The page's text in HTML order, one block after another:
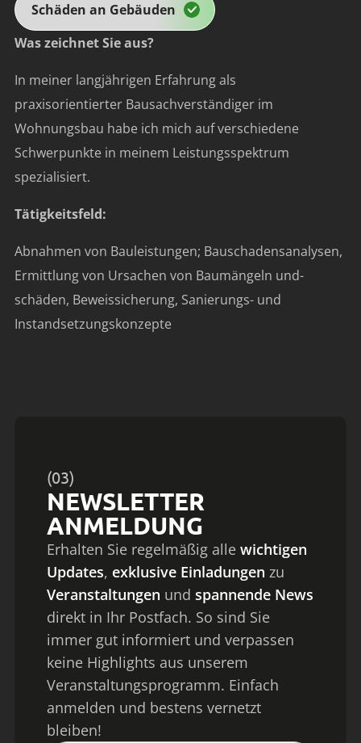
Was zeichnet Sie aus?
In meiner langjährigen Erfahrung als
praxisorientierter Bausachverständiger im
Wohnungsbau habe ich mich auf verschiedene
Schwerpunkte in meinem Leistungsspektrum
spezialisiert.
Tätigkeitsfeld:
Abnahmen von Bauleistungen; Bauschadensanalysen,
Ermittlung von Ursachen von Baumängeln und-
schäden, Beweissicherung, Sanierungs- und
Instandsetzungskonzepte
Schäden an Gebäuden
(03)
NEWSLETTER
ANMELDUNG
Erhalten Sie regelmäßig alle wichtigen
Updates, exklusive Einladungen zu
Veranstaltungen und spannende News
direkt in Ihr Postfach. So sind Sie
immer gut informiert und verpassen
keine Highlights aus unserem
Veranstaltungsprogramm. Einfach
anmelden und bestens vernetzt
bleiben!